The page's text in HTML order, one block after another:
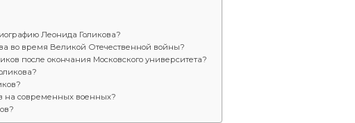
Леонида Голикова?
во время Великой Отечественной войны?
после окончания Московского университета?
на современных военных?